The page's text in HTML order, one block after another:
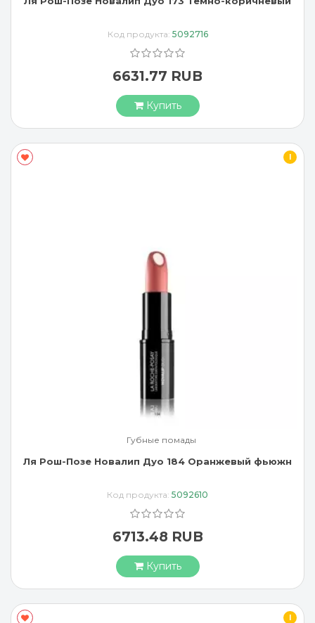
Код продукта: 5092716
6631.77 RUB
Купить
I
Губные помады
Ля Рош-Позе Новалип Дуо 184 Оранжевый фьюжн
Код продукта: 5092610
6713.48 RUB
Купить
I